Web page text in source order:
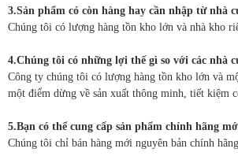
3.Sản phẩm có còn hàng hay cần nhập từ nhà
Chúng tôi có lượng hàng tồn kho lớn và nhà kho
4.Chúng tôi có những lợi thế gì so với các nhà
Công ty chúng tôi có lượng hàng tồn kho lớn và
một điểm dừng về sản xuất thông minh, tiết kiệm
5.Bạn có thể cung cấp sản phẩm chính hãng
Chúng tôi chỉ bán hàng mới nguyên bản chính